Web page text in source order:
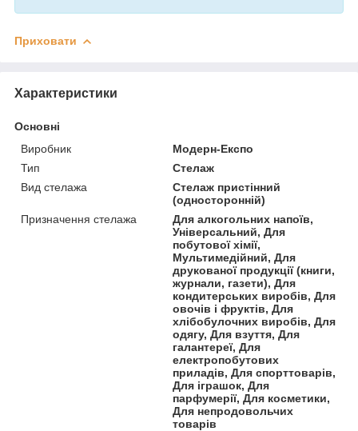
Приховати
Характеристики
Основні
Виробник
Модерн-Експо
Тип
Стелаж
Вид стелажа
Стелаж пристінний
(односторонній)
Призначення стелажа
Для алкогольних напоїв,
Універсальний, Для
побутової хімії,
Мультимедійний, Для
друкованої продукції (книги,
журнали, газети), Для
кондитерських виробів, Для
овочів і фруктів, Для
хлібобулочних виробів, Для
одягу, Для взуття, Для
галантереї, Для
електропобутових
приладів, Для спорттоварів,
Для іграшок, Для
парфумерії, Для косметики,
Для непродовольчих
товарів